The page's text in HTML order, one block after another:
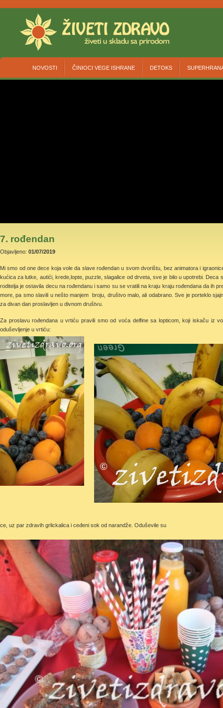
NOVOSTI ČINIOCI VEGE ISHRANE DETOKS
7. rođendan
Objavljeno: 01/07/2019
Mi smo od one dece koja vole da slave rođendan u svom dvorištu, bez animatora i
kućica za lutke, autići, krede,lopte, puzzle, slagalice od drveta, sve je bilo u upotrebi. Deca
roditelja je ostavila decu na rođendanu i samo su se vratili na kraju kraju rođendana da ih
more, pa smo slavili u nešto manjem broju, društvo malo, ali odabrano. Sve je porteklo
za divan dan proslavljen u divnom društvu.
Za proslavu rođendana u vrtiću pravili smo od voća delfine sa lopticom, koji iskaču iz
oduševljenje
ce, uz par zdravih grlickalica i ceđeni sok od narandže. Oduševile su